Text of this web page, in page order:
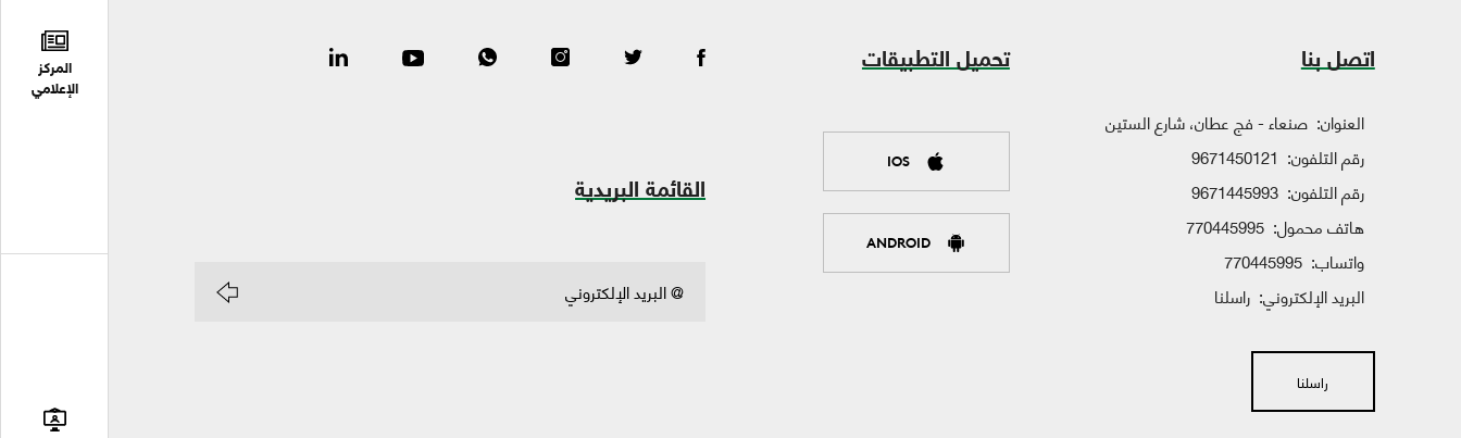
المركز
الإعلامي
اتصل بنا
العنوان: صنعاء - فج عطان، شارع الستين
رقم التلفون: 9671450121
رقم التلفون: 9671445993
هاتف محمول: 770445995
واتساب: 770445995
البريد الإلكتروني: راسلنا
راسلنا
تحميل التطبيقات
IOS
ANDROID
القائمة البريدية